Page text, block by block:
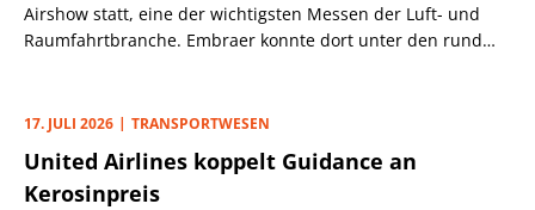
Airshow statt, eine der wichtigsten Messen der Luft- und
Raumfahrtbranche. Embraer konnte dort unter den rund
Airlines, der südamerikanischen Airline-Gruppe Abra und
17. JULI 2026 TRANSPORTWESEN
United Airlines koppelt Guidance an
Kerosinpreis